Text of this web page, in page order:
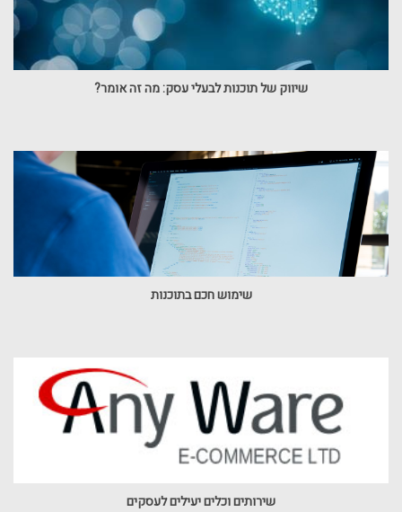
שיווק של תוכנות לבעלי עסק: מה זה אומר?
שימוש חכם בתוכנות
שירותים וכלים יעילים לעסקים